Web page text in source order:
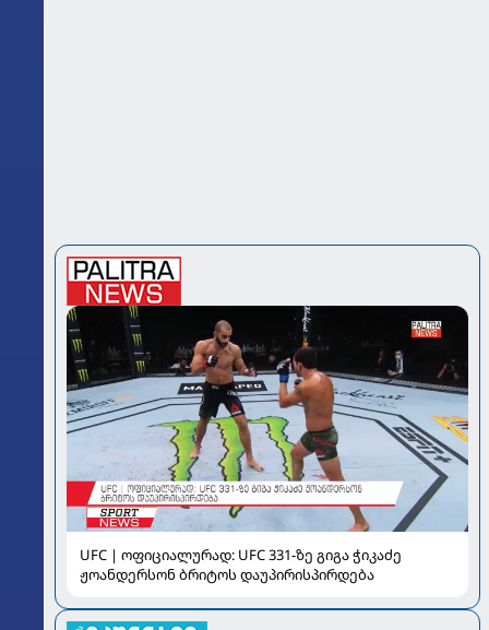
UFC | ოფიციალურად: UFC 331-ზე გიგა ჭიკაძე
ჟოანდერსონ ბრიტოს დაუპირისპირდება